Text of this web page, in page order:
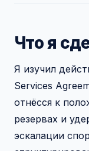
Что я
Я изучил
Services
отнёсся к
резервах и
эскалации